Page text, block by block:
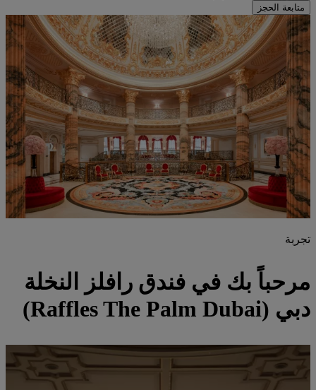
متابعة الحجز
تجربة
مرحباً بك في فندق رافلز النخلة
دبي (Raffles The Palm Dubai)